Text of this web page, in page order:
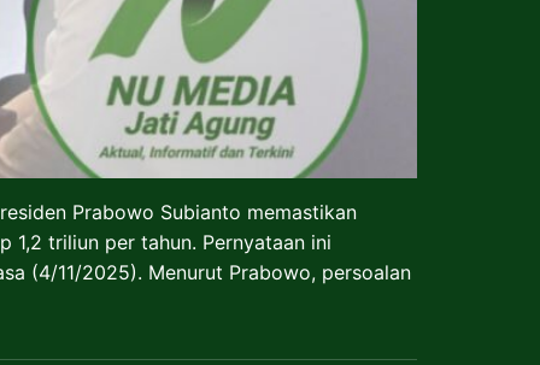
Prabowo Subianto memastikan
1,2 triliun per tahun. Pernyataan ini
(4/11/2025). Menurut Prabowo, persoalan